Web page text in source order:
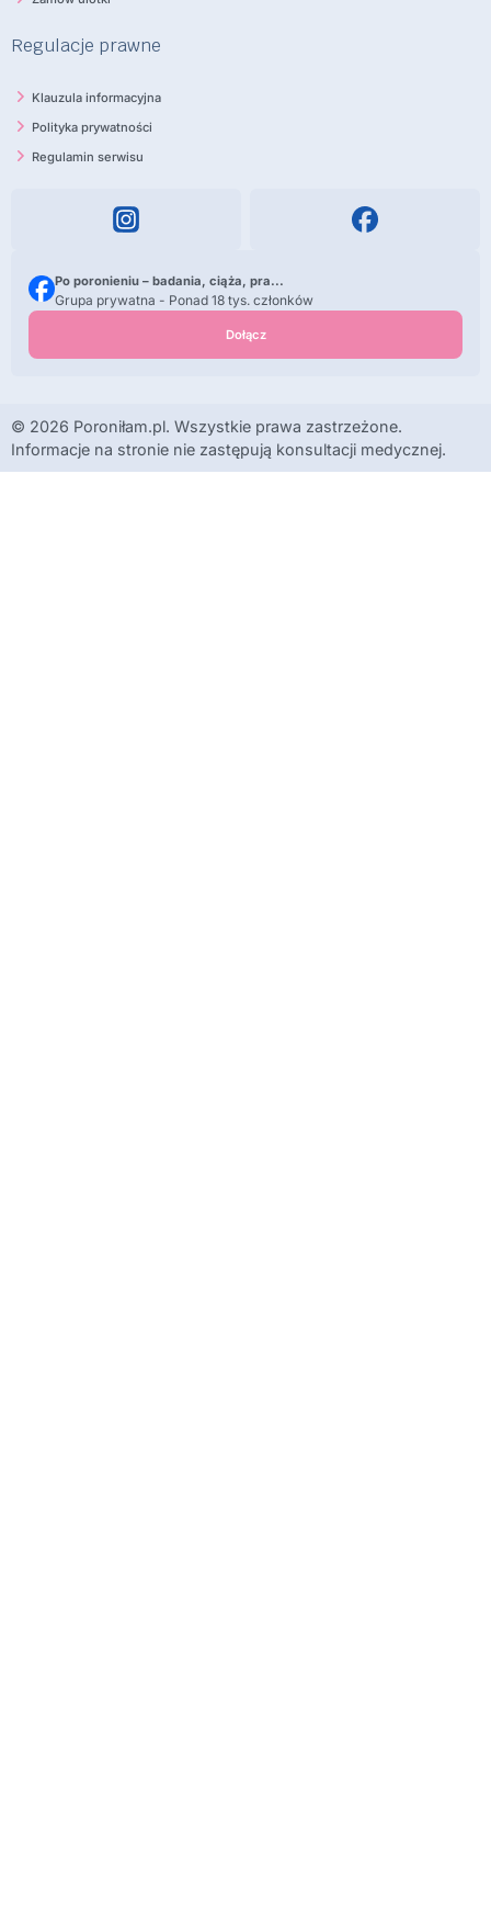
Regulacje prawne
Klauzula informacyjna
Polityka prywatności
Regulamin serwisu
Po poronieniu – badania, ciąża, pra...
Grupa prywatna - Ponad 18 tys. członków
Dołącz
© 2026 Poroniłam.pl. Wszystkie prawa zastrzeżone.
Informacje na stronie nie zastępują konsultacji medycznej.